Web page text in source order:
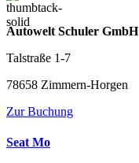
Autowelt Schuler GmbH
Talstraße 1-7
78658 Zimmern-Horgen
Zur Buchung
Seat Mo